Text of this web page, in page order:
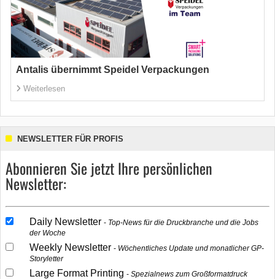
Antalis übernimmt Speidel Verpackungen
Weiterlesen
NEWSLETTER FÜR PROFIS
Abonnieren Sie jetzt Ihre persönlichen
Newsletter:
Daily Newsletter
Top-News für die Druckbranche und die Jobs
der Woche
Weekly Newsletter
Wöchentliches Update und monatlicher GP-
Storyletter
Large Format Printing Spezialnews zum Großformatdruck